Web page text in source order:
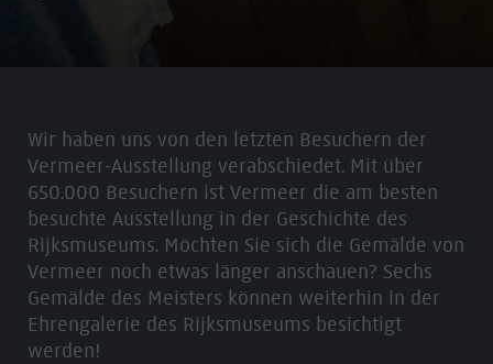
Wir haben uns von den letzten Besuchern der
Vermeer-Ausstellung verabschiedet. Mit über
650.000 Besuchern ist Vermeer die am besten
besuchte Ausstellung in der Geschichte des
Rijksmuseums. Möchten Sie sich die Gemälde von
Vermeer noch etwas länger anschauen? Sechs
Gemälde des Meisters können weiterhin in der
Ehrengalerie des Rijksmuseums besichtigt
werden!